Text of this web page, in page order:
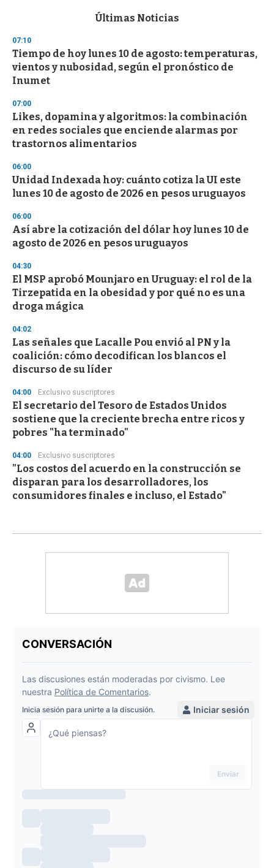
d
s
o
f
3
s
e
c
o
n
Últimas Noticias
07:10
Tiempo de hoy lunes 10 de agosto: temperaturas,
vientos y nubosidad, según el pronóstico de
Inumet
07:00
Likes, dopamina y algoritmos: la combinación
en redes sociales que enciende alarmas por
trastornos alimentarios
06:00
Unidad Indexada hoy: cuánto cotiza la UI este
lunes 10 de agosto de 2026 en pesos uruguayos
06:00
Así abre la cotización del dólar hoy lunes 10 de
agosto de 2026 en pesos uruguayos
04:30
El MSP aprobó Mounjaro en Uruguay: el rol de la
Tirzepatida en la obesidad y por qué no es una
droga mágica
04:02
Las señales que Lacalle Pou envió al PN y la
coalición: cómo decodifican los blancos el
discurso de su líder
04:00 Exclusivo suscriptores
El secretario del Tesoro de Estados Unidos
sostiene que la creciente brecha entre ricos y
pobres "ha terminado"
04:00 Exclusivo suscriptores
"Los costos del acuerdo en la construcción se
disparan para los desarrolladores, los
consumidores finales e incluso, el Estado"